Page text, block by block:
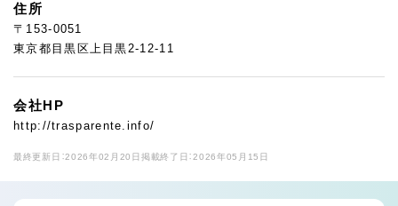
住所
〒153-0051
東京都目黒区上目黒2-12-11
会社HP
http://trasparente.info/
最終更新日：2026年02月20日 掲載終了日：2026年05月15日